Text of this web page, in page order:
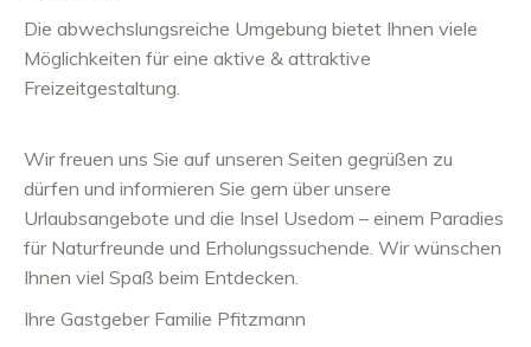
Die abwechslungsreiche Umgebung bietet Ihnen viele
Möglichkeiten für eine aktive & attraktive
Freizeitgestaltung.
Wir freuen uns Sie auf unseren Seiten gegrüßen zu
dürfen und informieren Sie gern über unsere
Urlaubsangebote und die Insel Usedom – einem Paradies
für Naturfreunde und Erholungssuchende. Wir wünschen
Ihnen viel Spaß beim Entdecken.
Ihre Gastgeber Familie Pfitzmann